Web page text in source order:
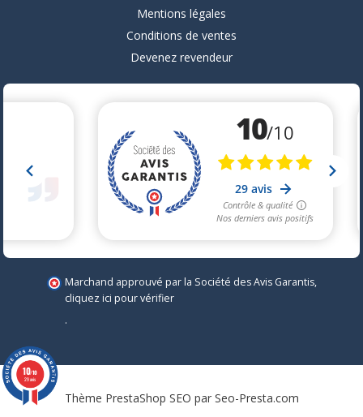
Mentions légales
Conditions de ventes
Devenez revendeur
Marchand approuvé par la Société des Avis Garantis,
cliquez ici pour vérifier
.
Thème PrestaShop SEO par Seo-Presta.com
10/10
29 avis